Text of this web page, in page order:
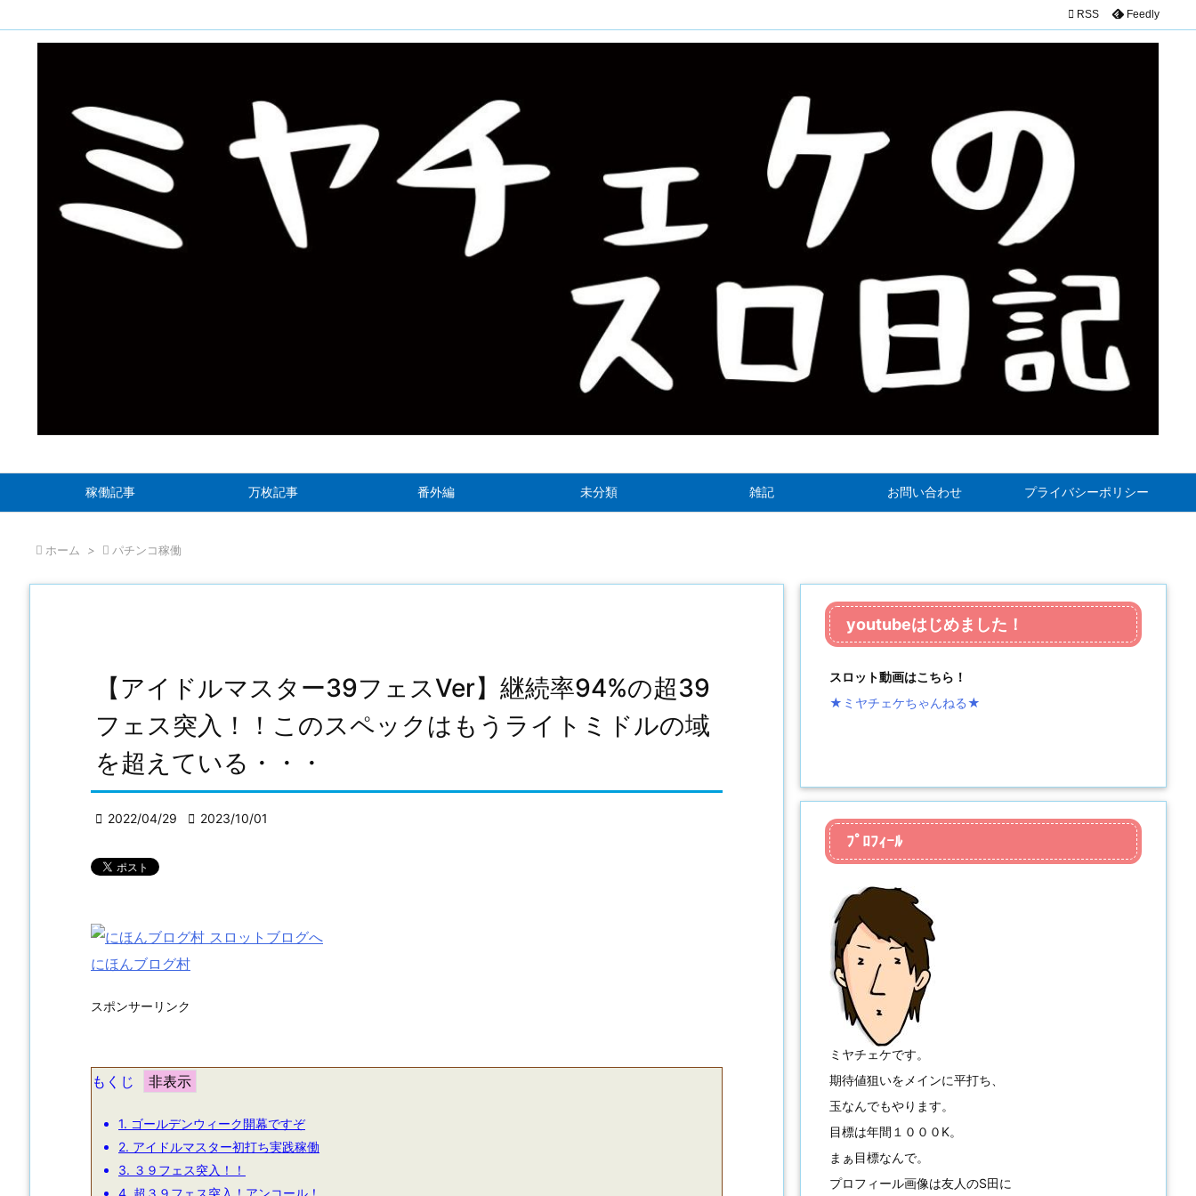
稼働記事 万枚記事 番外編 未分類 雑記 お問い合わせ プライバシーポリシー
 RSS Feedly
 ホーム >  パチンコ稼働
【アイドルマスター39フェスVer】継続率94%の超39
フェス突入！！このスペックはもうライトミドルの域
を超えている・・・
 2022/04/29  2023/10/01
にほんブログ村
スポンサーリンク
もくじ
1. ゴールデンウィーク開幕ですぞ
2. アイドルマスター初打ち実践稼働
3. ３９フェス突入！！
youtubeはじめました！
スロット動画はこちら！
★ミヤチェケちゃんねる★
ﾌﾟﾛﾌｨｰﾙ
ミヤチェケです。
期待値狙いをメインに平打ち、
玉なんでもやります。
目標は年間１０００K。
まぁ目標なんで。
プロフィール画像は友人のS田に